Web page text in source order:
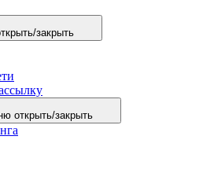
закрыть
открыть/закрыть